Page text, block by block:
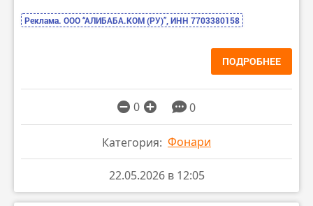
Реклама. ООО “АЛИБАБА.КОМ (РУ)”, ИНН 7703380158
ПОДРОБНЕЕ
0 0
Категория: Фонари
22.05.2026 в 12:05